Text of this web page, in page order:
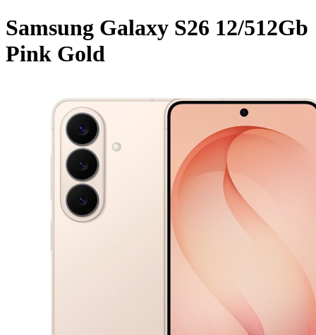
Samsung Galaxy S26 12/512Gb
Pink Gold